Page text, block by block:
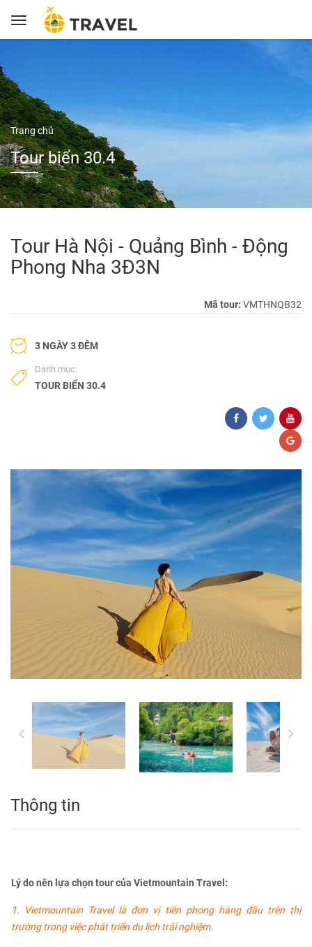
Trang chủ
Tour biển 30.4
Tour Hà Nội - Quảng Bình - Động
Phong Nha 3Đ3N
Mã tour: VMTHNQB32
3 NGÀY 3 ĐÊM
Danh mục:
TOUR BIỂN 30.4
Thông tin
Lý do nên lựa chọn tour của Vietmountain Travel:
1. Vietmountain Travel là đơn vị tiên phong hàng đầu trên thị
trường trong việc phát triển du lịch trải nghiệm.